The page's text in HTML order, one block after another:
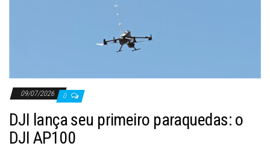
09/07/2026 0
DJI lança seu primeiro paraquedas: o
DJI AP100